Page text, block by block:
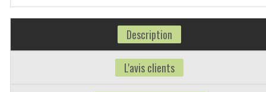
Description
L'avis clients